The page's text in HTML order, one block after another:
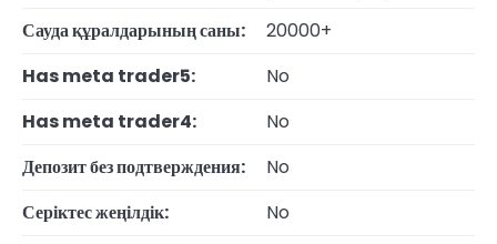
Сауда құралдарының саны:
20000+
Has meta trader5:
No
Has meta trader4:
No
Депозит без подтверждения:
No
Серіктес жеңілдік:
No